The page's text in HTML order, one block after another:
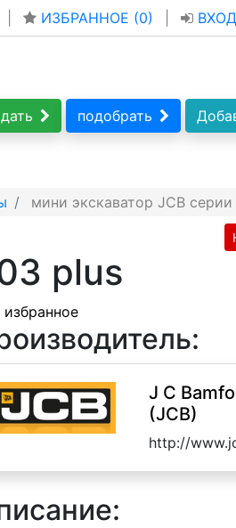
ИЗБРАННОЕ (0) ВХОД
подобрать
мини экскаватор JCB
plus
избранное
J C
(JCB)
http://